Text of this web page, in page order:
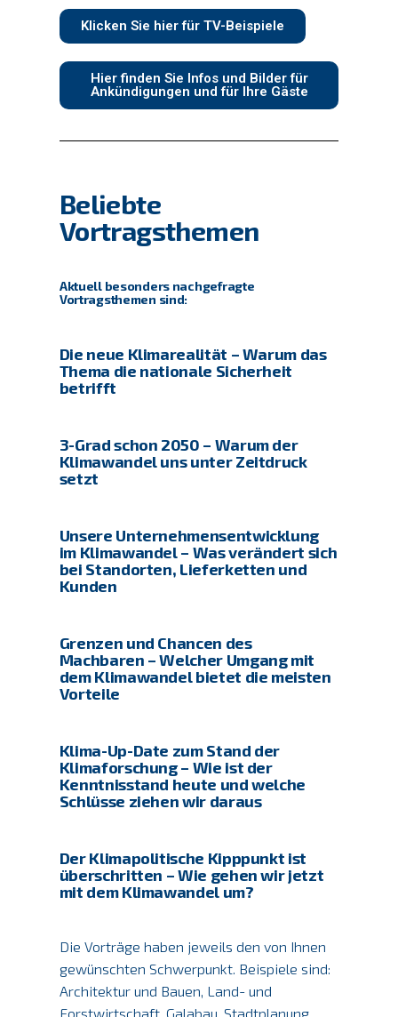
Klicken Sie hier für TV-Beispiele
Hier finden Sie Infos und Bilder für
Ankündigungen und für Ihre Gäste
Beliebte
Vortragsthemen
Aktuell besonders nachgefragte
Vortragsthemen sind:
Die neue Klimarealität – Warum das
Thema die nationale Sicherheit
betrifft
3-Grad schon 2050 – Warum der
Klimawandel uns unter Zeitdruck
setzt
Unsere Unternehmensentwicklung
im Klimawandel – Was verändert sich
bei Standorten, Lieferketten und
Kunden
Grenzen und Chancen des
Machbaren – Welcher Umgang mit
dem Klimawandel bietet die meisten
Vorteile
Klima-Up-Date zum Stand der
Klimaforschung – Wie ist der
Kenntnisstand heute und welche
Schlüsse ziehen wir daraus
Der Klimapolitische Kipppunkt ist
überschritten – Wie gehen wir jetzt
mit dem Klimawandel um?
Die Vorträge haben jeweils den von Ihnen
gewünschten Schwerpunkt. Beispiele sind:
Architektur und Bauen, Land- und
Forstwirtschaft, Galabau, Stadtplanung,